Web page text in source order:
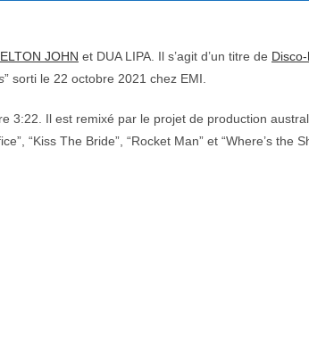
ELTON JOHN et DUA LIPA. Il s’agit d’un titre de
” sorti le 22 octobre 2021 chez EMI.
3:22. Il est remixé par le projet de production
“Kiss The Bride”, “Rocket Man” et “Where’s the